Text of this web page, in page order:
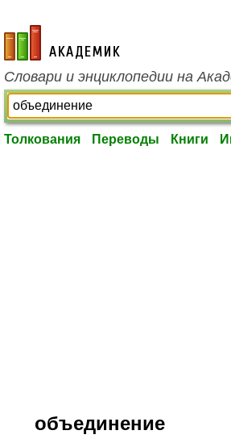
academic.ru
Словари и энциклопедии на
Толкования Переводы Книги
объединение